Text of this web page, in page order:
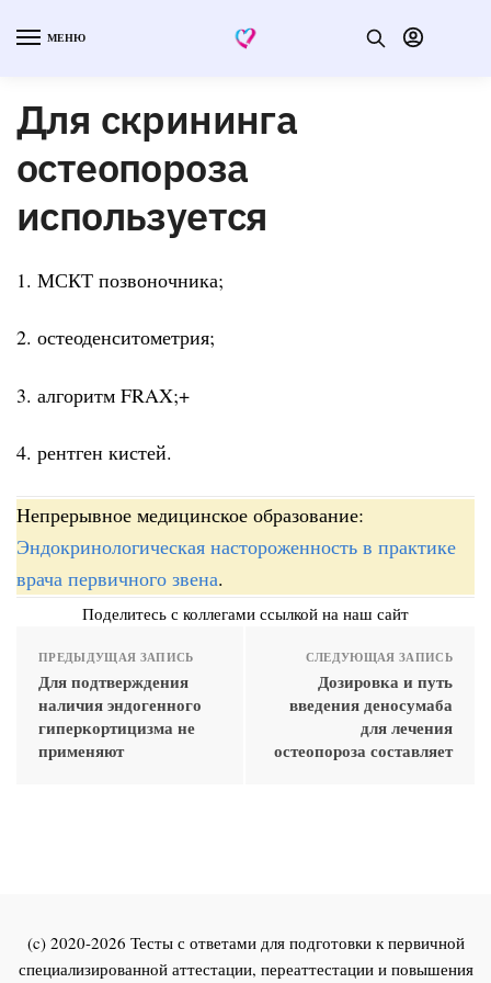
МЕНЮ
Для скрининга
остеопороза
используется
1. МСКТ позвоночника;
2. остеоденситометрия;
3. алгоритм FRAX;+
4. рентген кистей.
Непрерывное медицинское образование:
Эндокринологическая настороженность в практике
врача первичного звена.
Поделитесь с коллегами ссылкой на наш сайт
ПРЕДЫДУЩАЯ ЗАПИСЬ
Для подтверждения
наличия эндогенного
гиперкортицизма не
применяют
СЛЕДУЮЩАЯ ЗАПИСЬ
Дозировка и путь
введения деносумаба
для лечения
остеопороза составляет
(c) 2020-2026 Тесты с ответами для подготовки к первичной
специализированной аттестации, переаттестации и повышения